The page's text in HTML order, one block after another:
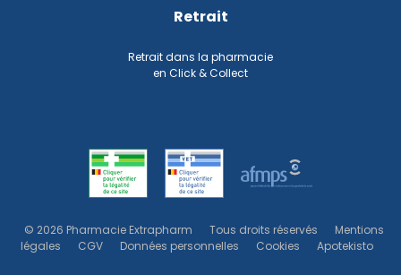
Retrait
Retrait dans la pharmacie
en Click & Collect
© 2026 Pharmacie Extrapharm Tous droits réservés
Mentions
légales
CGV Données personnelles Cookies Apotekisto